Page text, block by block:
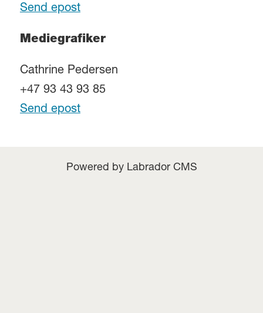
Send epost
Mediegrafiker
Cathrine Pedersen
+47 93 43 93 85
Send epost
Powered by Labrador CMS